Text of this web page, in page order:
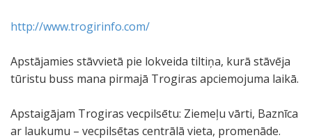
http://www.trogirinfo.com/
Apstājamies stāvvietā pie lokveida tiltiņa, kurā stāvēja
tūristu buss mana pirmajā Trogiras apciemojuma laikā.
Apstaigājam Trogiras vecpilsētu: Ziemeļu vārti, Baznīca
ar laukumu – vecpilsētas centrālā vieta, promenāde.